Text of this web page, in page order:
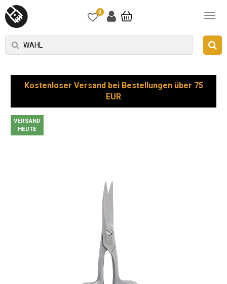
0
Kostenloser Versand bei Bestellungen über 75
EUR
VERSAND
HEUTE